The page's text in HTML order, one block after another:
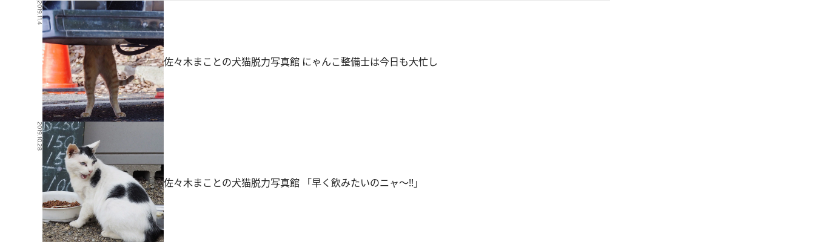
2019.11.4
佐々木まことの犬猫脱力写真館 にゃんこ整備士は今日も大忙し
2019.10.28
佐々木まことの犬猫脱力写真館 「早く飲みたいのニャ～!!」